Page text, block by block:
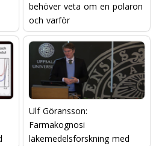
behöver veta om en polaron
och varför
Ulf Göransson:
Farmakognosi 
läkemedelsforskning med